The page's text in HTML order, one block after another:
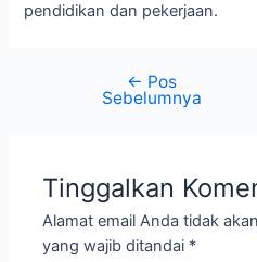
pendidikan dan pekerjaan.
← Pos
Sebelumnya
Tinggalkan
Alamat email Anda tidak
yang wajib ditandai *